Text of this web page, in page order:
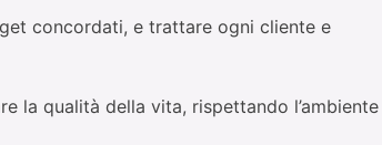
concordati, e trattare ogni cliente e
la qualità della vita, rispettando l’ambiente